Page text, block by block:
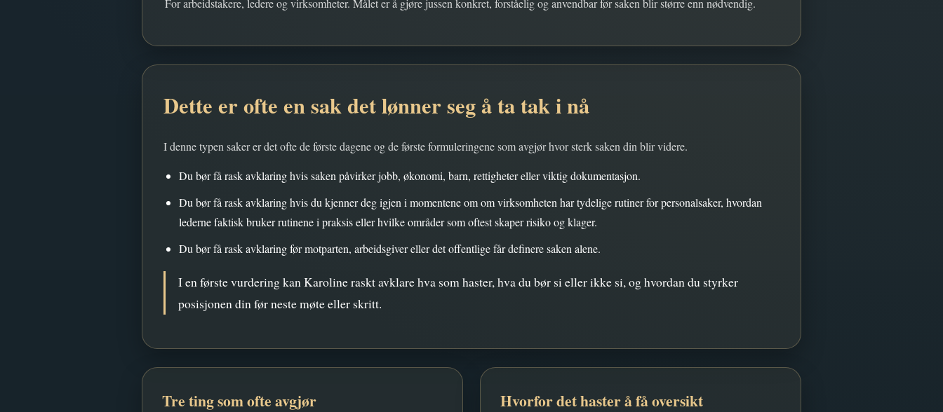
For arbeidstakere, ledere og virksomheter. Målet er å gjøre jussen konkret, forståelig og anvendbar før saken blir større enn nødvendig.
Dette er ofte en sak det lønner seg å ta tak i nå
I denne typen saker er det ofte de første dagene og de første formuleringene som avgjør hvor sterk saken din blir videre.
Du bør få rask avklaring hvis saken påvirker jobb, økonomi, barn, rettigheter eller viktig dokumentasjon.
Du bør få rask avklaring hvis du kjenner deg igjen i momentene om om virksomheten har tydelige rutiner for personalsaker, hvordan
lederne faktisk bruker rutinene i praksis eller hvilke områder som oftest skaper risiko og klager.
Du bør få rask avklaring før motparten, arbeidsgiver eller det offentlige får definere saken alene.
I en første vurdering kan Karoline raskt avklare hva som haster, hva du bør si eller ikke si, og hvordan du styrker
posisjonen din før neste møte eller skritt.
Tre ting som ofte avgjør Hvorfor det haster å få oversikt